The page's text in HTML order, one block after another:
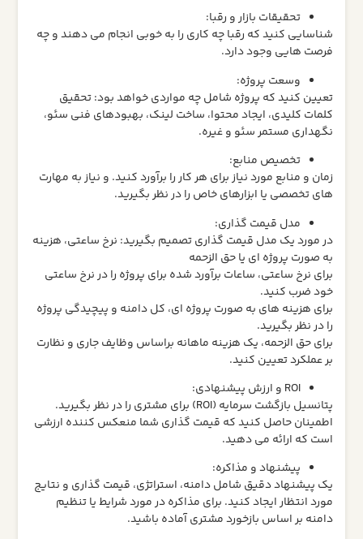
تحقیقات بازار و رقبا:
شناسایی کنید که رقبا چه کاری را به خوبی انجام می دهند و چه
فرصت هایی وجود دارد.
وسعت پروژه:
تعیین کنید که پروژه شامل چه مواردی خواهد بود: تحقیق
کلمات کلیدی، ایجاد محتوا، ساخت لینک، بهبودهای فنی سئو،
نگهداری مستمر سئو و غیره.
تخصیص منابع:
زمان و منابع مورد نیاز برای هر کار را برآورد کنید. و نیاز به مهارت
های تخصصی یا ابزارهای خاص را در نظر بگیرید.
مدل قیمت گذاری:
در مورد یک مدل قیمت گذاری تصمیم بگیرید: نرخ ساعتی، هزینه
به صورت پروژه ای یا حق الزحمه
برای نرخ ساعتی، ساعات برآورد شده برای پروژه را در نرخ ساعتی
خود ضرب کنید.
برای هزینه های به صورت پروژه ای، کل دامنه و پیچیدگی پروژه
را در نظر بگیرید.
برای حق الزحمه، یک هزینه ماهانه براساس وظایف جاری و نظارت
بر عملکرد تعیین کنید.
ROI و ارزش پیشنهادی:
پتانسیل بازگشت سرمایه (ROI) برای مشتری را در نظر بگیرید.
اطمینان حاصل کنید که قیمت گذاری شما منعکس کننده ارزشی
است که ارائه می دهید.
پیشنهاد و مذاکره:
یک پیشنهاد دقیق شامل دامنه، استراتژی، قیمت گذاری و نتایج
مورد انتظار ایجاد کنید. برای مذاکره در مورد شرایط یا تنظیم
دامنه بر اساس بازخورد مشتری آماده باشید.